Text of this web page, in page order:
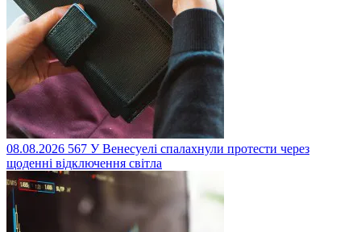
08.08.2026 567 У Венесуелі спалахнули протести через
щоденні відключення світла